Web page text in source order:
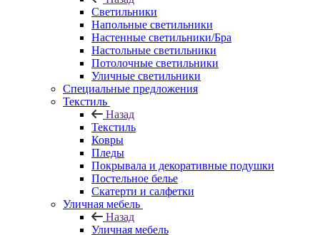
Светильники
Напольные светильники
Настенные светильники/Бра
Настольные светильники
Потолочные светильники
Уличные светильники
Специальные предложения
Текстиль
Назад
Текстиль
Ковры
Пледы
Покрывала и декоративные подушки
Постельное белье
Скатерти и салфетки
Уличная мебель
Назад
Уличная мебель